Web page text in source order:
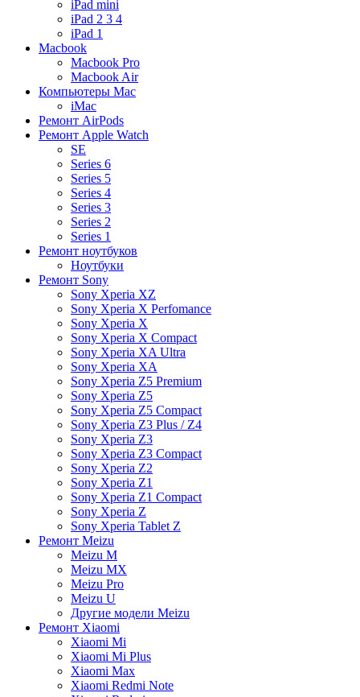
iPad mini
iPad 2 3 4
iPad 1
Macbook
Macbook Pro
Macbook Air
Компьютеры Mac
iMac
Ремонт AirPods
Ремонт Apple Watch
SE
Series 6
Series 5
Series 4
Series 3
Series 2
Series 1
Ремонт ноутбуков
Ноутбуки
Ремонт Sony
Sony Xperia XZ
Sony Xperia X Perfomance
Sony Xperia X
Sony Xperia X Compact
Sony Xperia XA Ultra
Sony Xperia XA
Sony Xperia Z5 Premium
Sony Xperia Z5
Sony Xperia Z5 Compact
Sony Xperia Z3 Plus / Z4
Sony Xperia Z3
Sony Xperia Z3 Compact
Sony Xperia Z2
Sony Xperia Z1
Sony Xperia Z1 Compact
Sony Xperia Z
Sony Xperia Tablet Z
Ремонт Meizu
Meizu M
Meizu MX
Meizu Pro
Meizu U
Другие модели Meizu
Ремонт Xiaomi
Xiaomi Mi
Xiaomi Mi Plus
Xiaomi Max
Xiaomi Redmi Note